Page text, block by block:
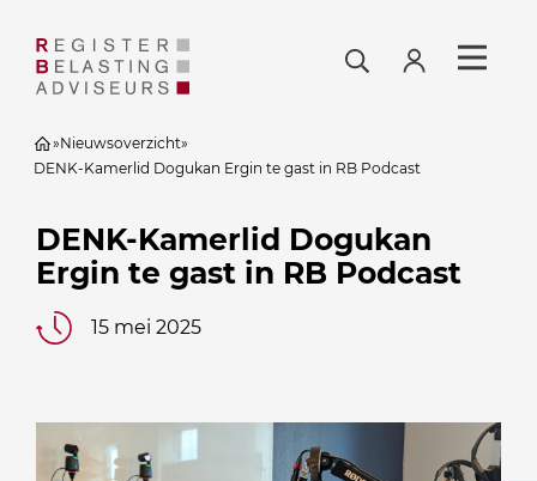
»Nieuwsoverzicht»
DENK-Kamerlid Dogukan Ergin te gast in RB Podcast
DENK-Kamerlid Dogukan
Ergin te gast in RB Podcast
15 mei 2025